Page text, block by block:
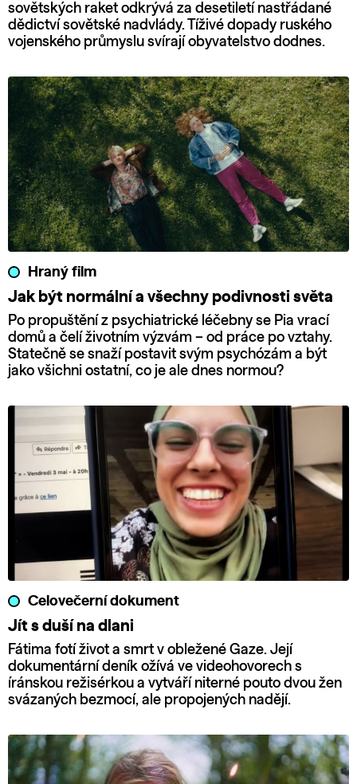
sovětských raket odkrývá za desetiletí nastřádané
dědictví sovětské nadvlády. Tíživé dopady ruského
vojenského průmyslu svírají obyvatelstvo dodnes.
Hraný film
Jak být normální a všechny podivnosti světa
Po propuštění z psychiatrické léčebny se Pia vrací
domů a čelí životním výzvám – od práce po vztahy.
Statečně se snaží postavit svým psychózám a být
jako všichni ostatní, co je ale dnes normou?
Celovečerní dokument
Jít s duší na dlani
Fátima fotí život a smrt v obležené Gaze. Její
dokumentární deník ožívá ve videohovorech s
íránskou režisérkou a vytváří niterné pouto dvou žen
svázaných bezmocí, ale propojených nadějí.